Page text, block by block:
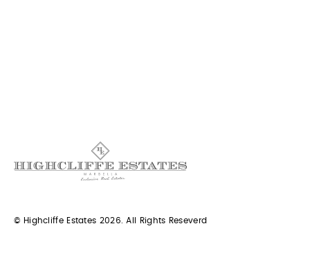
© Highcliffe Estates 2026. All Rights Reseverd